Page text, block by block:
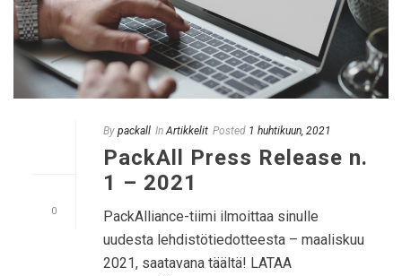
0
By packall In Artikkelit Posted 1 huhtikuun, 2021
PackAll Press Release n.
1 – 2021
PackAlliance-tiimi ilmoittaa sinulle
uudesta lehdistötiedotteesta – maaliskuu
2021, saatavana täältä! LATAA